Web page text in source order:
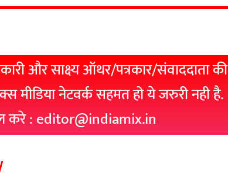
और साक्ष्य ऑथर/पत्रकार/संवाददाता की
मीडिया नेटवर्क सहमत हो ये जरुरी नही है.
करे : editor@indiamix.in